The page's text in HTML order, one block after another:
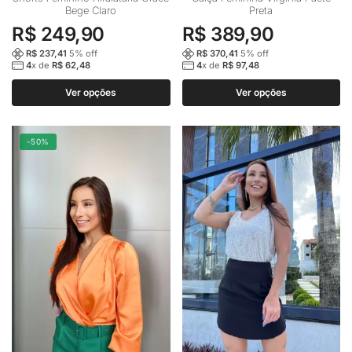
Bege Claro
R$ 249,90
R$ 237,41 5% off
4x de R$ 62,48
Ver opções
tem
várias
variantes.
opções
podem
ser
Preta
R$ 389,90
R$370,41 5% off
4x de R$97,48
Ver opções
tem
várias
variantes.
opções
podem
ser
escolhidas
na
página
do
produto
-50%